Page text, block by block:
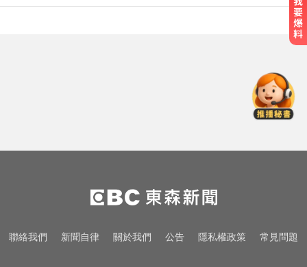
親密照瘋傳 他高調示愛
台指期夜盤狂飆736點 專家揭反彈
契機上看48000點
快訊／白海豚逼近！新竹縣尖石、
聯絡我們 新聞自律 關於我們 公告 隱私權政策 常見問題